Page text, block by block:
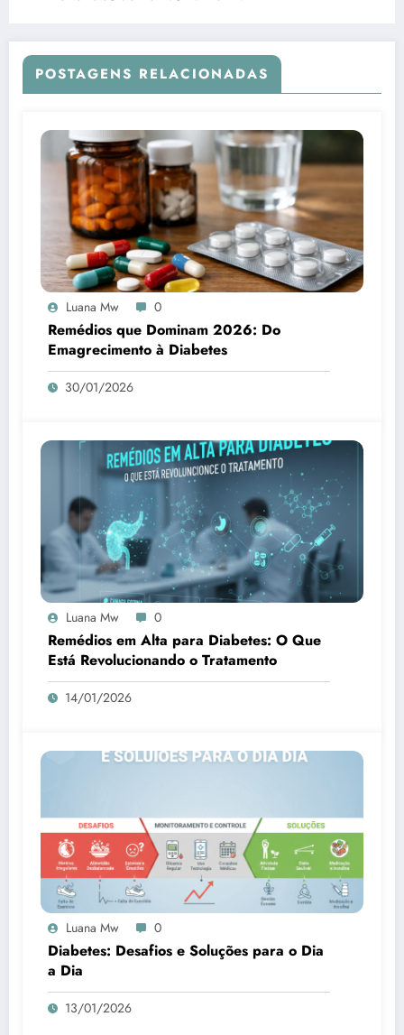
POSTAGENS RELACIONADAS
Luana Mw 0
Remédios que Dominam 2026: Do
Emagrecimento à Diabetes
30/01/2026
Luana Mw 0
Remédios em Alta para Diabetes: O Que
Está Revolucionando o Tratamento
14/01/2026
Luana Mw 0
Diabetes: Desafios e Soluções para o Dia
a Dia
13/01/2026